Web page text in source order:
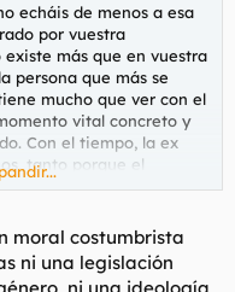
echáis de menos a esa
por vuestra
más que en vuestra
persona que más se
mucho que ver con el
vital concreto y
Con el tiempo, la ex
tanto porque el
porque el tiempo la
al encontrársela se ha
trae ecos.
moral costumbrista
ni una legislación